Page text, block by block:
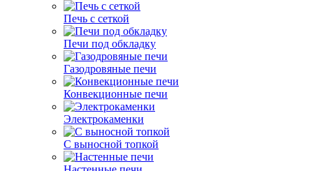
Печь с сеткой
Печи под обкладку
Газодровяные печи
Конвекционные печи
Электрокаменки
С выносной топкой